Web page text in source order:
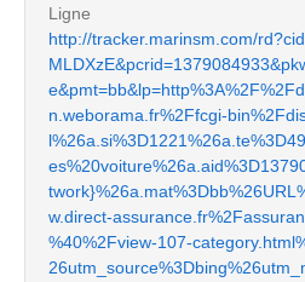
Ligne
http://tracker.marinsm.com/
n.weborama.fr%2Ffcgi-
w.direct-
%40%2Fview-107-